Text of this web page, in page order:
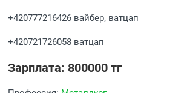
+420777216426 вайбер, ватцап
+420721726058 ватцап
Зарплата: 800000 тг